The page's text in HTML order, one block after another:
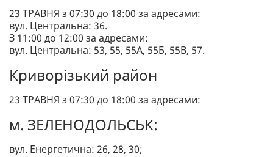
23 ТРАВНЯ з 07:30 до 18:00 за адресами:
вул. Центральна: 36.
З 11:00 до 12:00 за адресами:
вул. Центральна: 53, 55, 55А, 55Б, 55В, 57.
Криворізький район
23 ТРАВНЯ з 07:30 до 18:00 за адресами:
м. ЗЕЛЕНОДОЛЬСЬК:
вул. Енергетична: 26, 28, 30;